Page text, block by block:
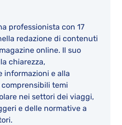
professionista con 17
redazione di contenuti
online. Il suo
chiarezza,
informazioni e alla
temi
nei settori dei viaggi,
e delle normative a